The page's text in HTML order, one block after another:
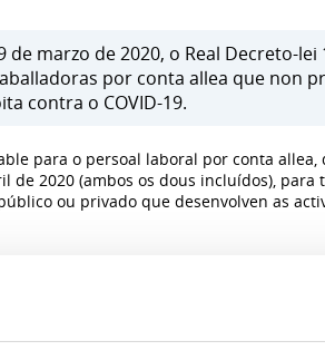
marzo de 2020, o Real Decreto-lei
por conta allea que non
contra o COVID-19.
para o persoal laboral por conta allea,
2020 (ambos os dous incluídos),
ou privado que desenvolven as
figura dun ERTE, e aquelas
que
activa permaneza nos seus